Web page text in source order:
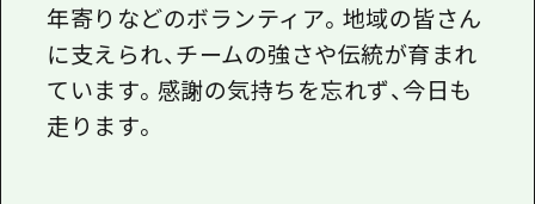
年寄りなどのボランティア。地域の皆さん
に支えられ、チームの強さや伝統が育まれ
ています。感謝の気持ちを忘れず、今日も
走ります。